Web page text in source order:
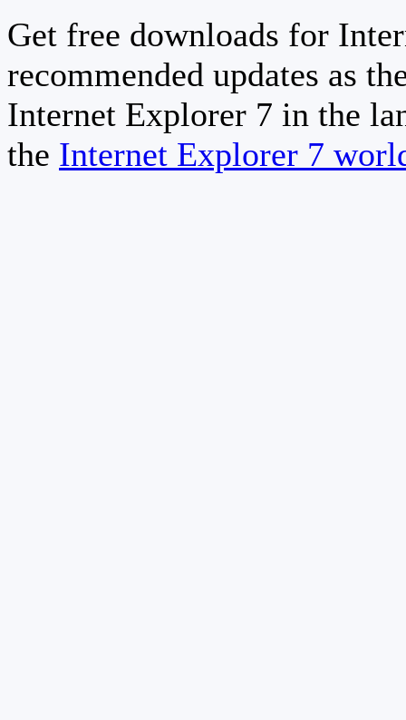
Get free downloads for
recommended updates as
Internet Explorer 7 in the
the Internet Explorer 7